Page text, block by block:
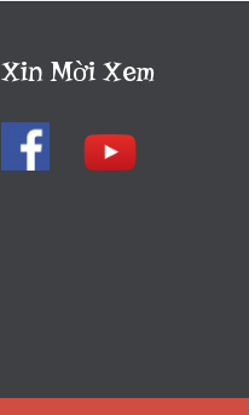
Xin Mời Xem